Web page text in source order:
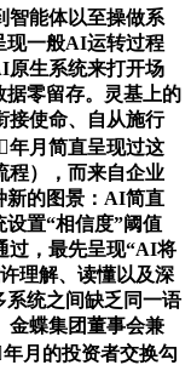
能体以至操做系
现一般AI运转过程
原生系统来打开场
据零留存。灵基上的
接使命、自从施行
年月简直呈现过这
程），而来自企业
新的图景：AI简直
置“相信度”阈值
，最先呈现“AI将
理解、读懂以及深
系统之间缺乏同一语
金蝶集团董事会兼
月的投资者交换勾